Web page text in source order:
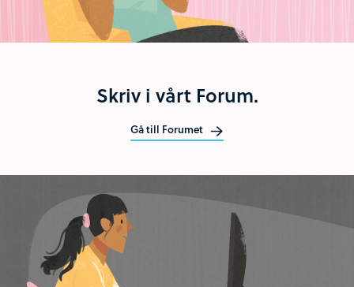
Skriv i vårt Forum.
Gå till Forumet